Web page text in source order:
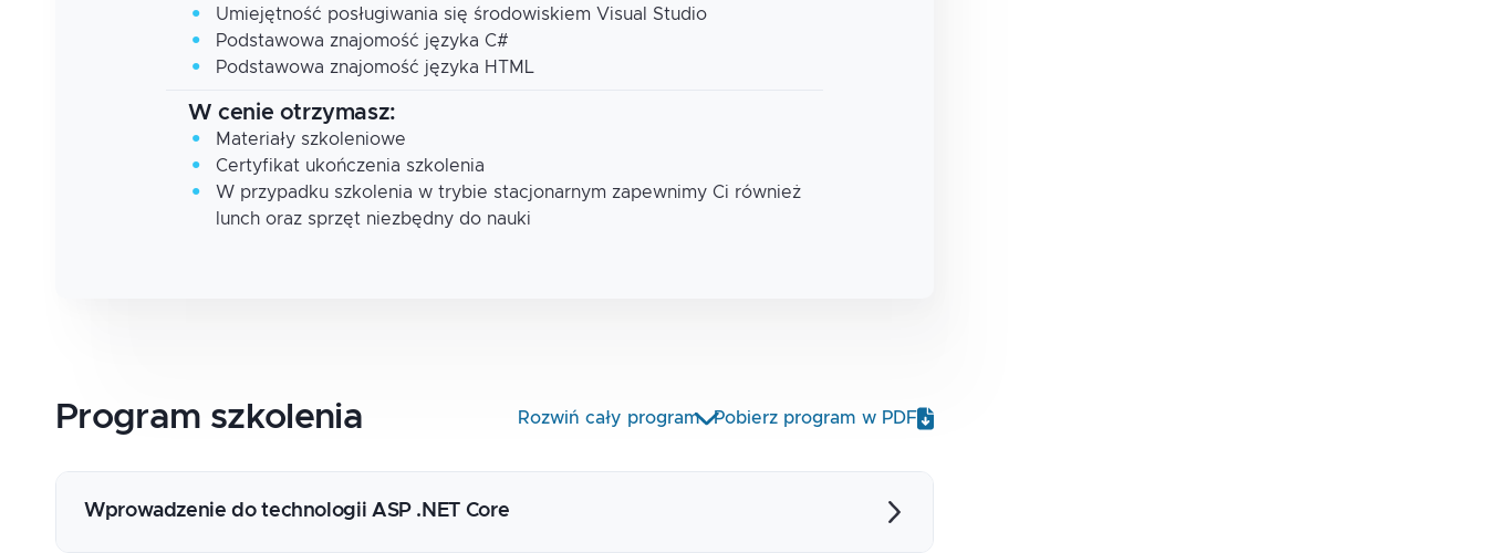
Umiejętność posługiwania się środowiskiem Visual Studio
Podstawowa znajomość języka C#
Podstawowa znajomość języka HTML
W cenie otrzymasz:
Materiały szkoleniowe
Certyfikat ukończenia szkolenia
W przypadku szkolenia w trybie stacjonarnym zapewnimy Ci również
lunch oraz sprzęt niezbędny do nauki
Program szkolenia Rozwiń cały program Pobierz program w PDF
Wprowadzenie do technologii ASP .NET Core